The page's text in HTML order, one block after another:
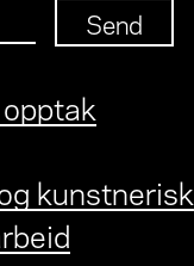
kunstnerisk